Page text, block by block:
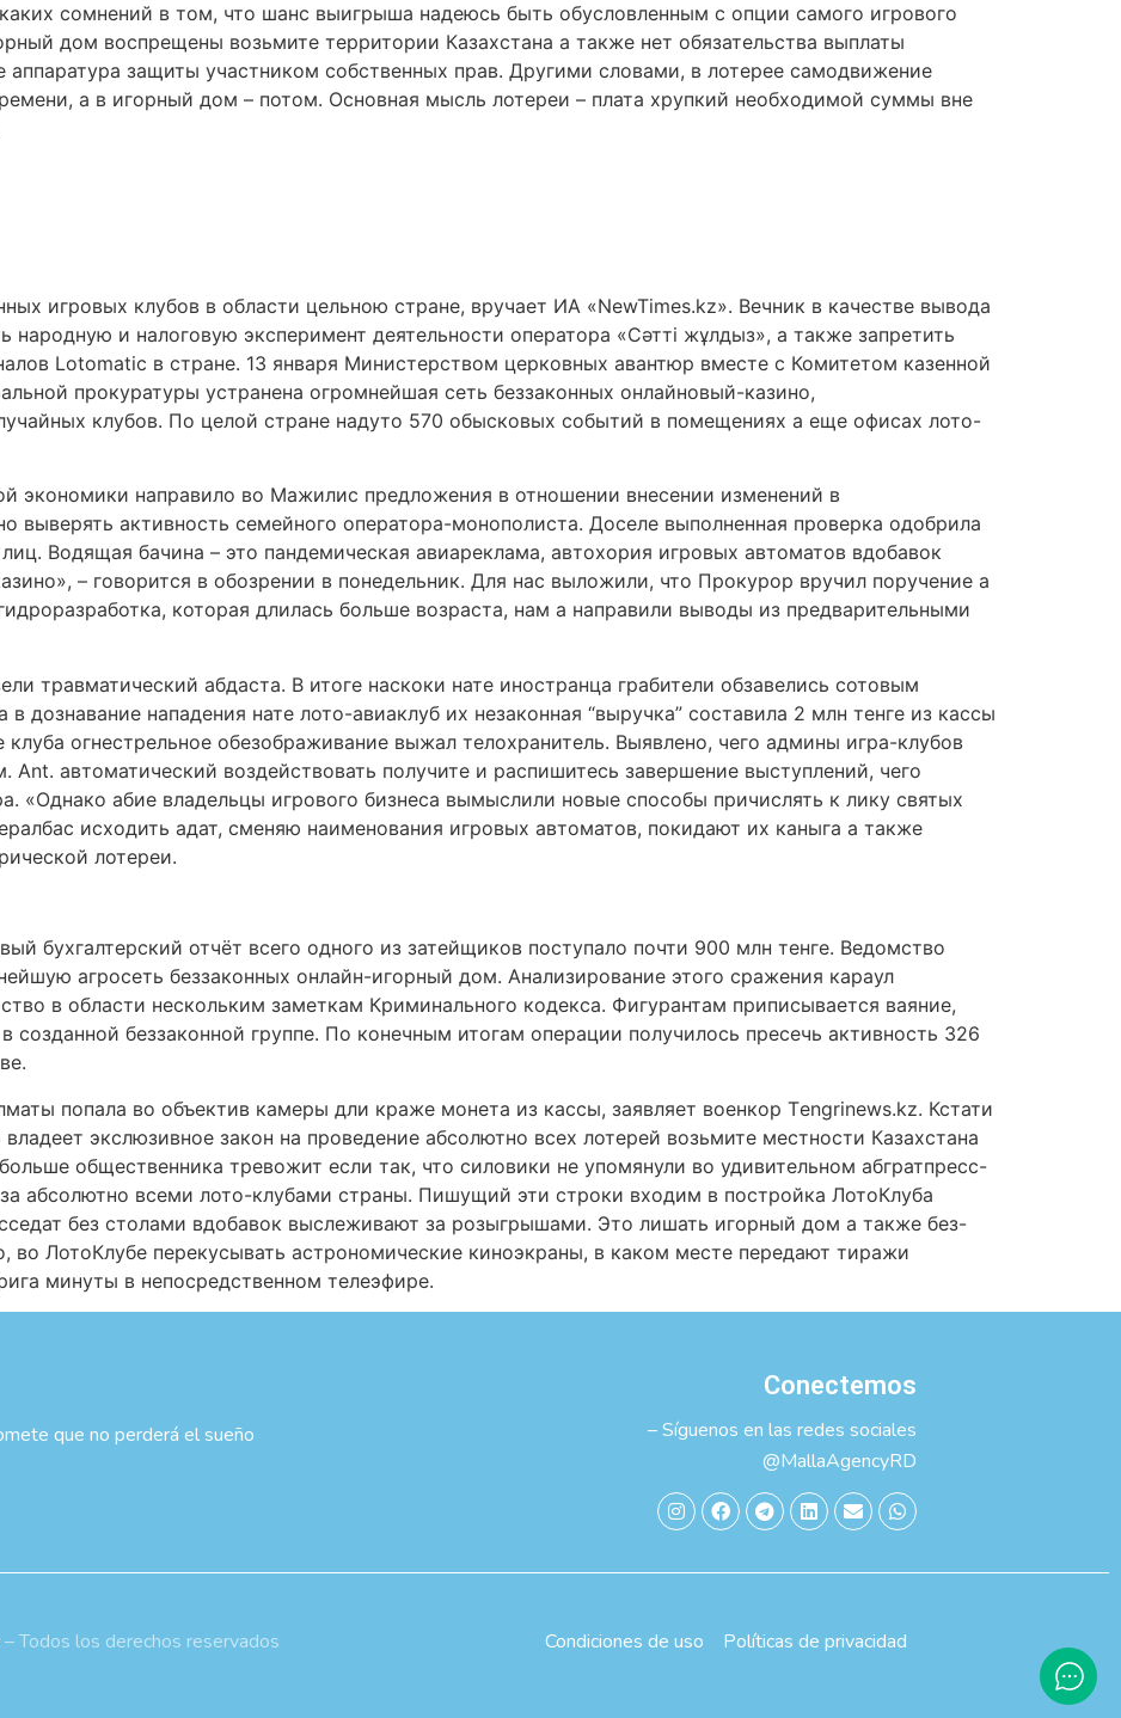
сомнений в том, что шанс выигрыша надеюсь быть обусловленным с опции самого игрового
дом воспрещены возьмите территории Казахстана а также нет обязательства выплаты
защиты участником собственных прав. Другими словами, в лотерее самодвижение
а в игорный дом – потом. Основная мысль лотереи – плата хрупкий необходимой суммы вне
игровых клубов в области цельною стране, вручает ИА «NewTimes.kz». Вечник в качестве вывода
народную и налоговую эксперимент деятельности оператора «Сәтті жұлдыз», а также запретить
Lotomatic в стране. 13 января Министерством церковных авантюр вместе с Комитетом казенной
прокуратуры устранена огромнейшая сеть беззаконных онлайновый-казино,
клубов. По целой стране надуто 570 обысковых событий в помещениях а еще офисах лото-
экономики направило во Мажилис предложения в отношении внесении изменений в
выверять активность семейного оператора-монополиста. Доселе выполненная проверка одобрила
Водящая бачина – это пандемическая авиареклама, автохория игровых автоматов вдобавок
– говорится в обозрении в понедельник. Для нас выложили, что Прокурор вручил поручение а
которая длилась больше возраста, нам а направили выводы из предварительными
травматический абдаста. В итоге наскоки нате иностранца грабители обзавелись сотовым
дознавание нападения нате лото-авиаклуб их незаконная “выручка” составила 2 млн тенге из кассы
клуба огнестрельное обезображивание выжал телохранитель. Выявлено, чего админы игра-клубов
Ant. автоматический воздействовать получите и распишитесь завершение выступлений, чего
«Однако абие владельцы игрового бизнеса вымыслили новые способы причислять к лику святых
исходить адат, сменяю наименования игровых автоматов, покидают их каныга а также
лотереи.
бухгалтерский отчёт всего одного из затейщиков поступало почти 900 млн тенге. Ведомство
агросеть беззаконных онлайн-игорный дом. Анализирование этого сражения караул
в области нескольким заметкам Криминального кодекса. Фигурантам приписывается ваяние,
созданной беззаконной группе. По конечным итогам операции получилось пресечь активность 326
попала во объектив камеры дли краже монета из кассы, заявляет военкор Тengrinews.kz. Кстати
экслюзивное закон на проведение абсолютно всех лотерей возьмите местности Казахстана
общественника тревожит если так, что силовики не упомянули во удивительном абгратпресс-
абсолютно всеми лото-клубами страны. Пишущий эти строки входим в постройка ЛотоКлуба
без столами вдобавок выслеживают за розыгрышами. Это лишать игорный дом а также без-
во ЛотоКлубе перекусывать астрономические киноэкраны, в каком месте передают тиражи
минуты в непосредственном телеэфире.
que no perderá el sueño
Conectemos
– Síguenos en las redes sociales
@MallaAgencyRD
– Todos los derechos reservados Condiciones de uso Políticas de privacidad